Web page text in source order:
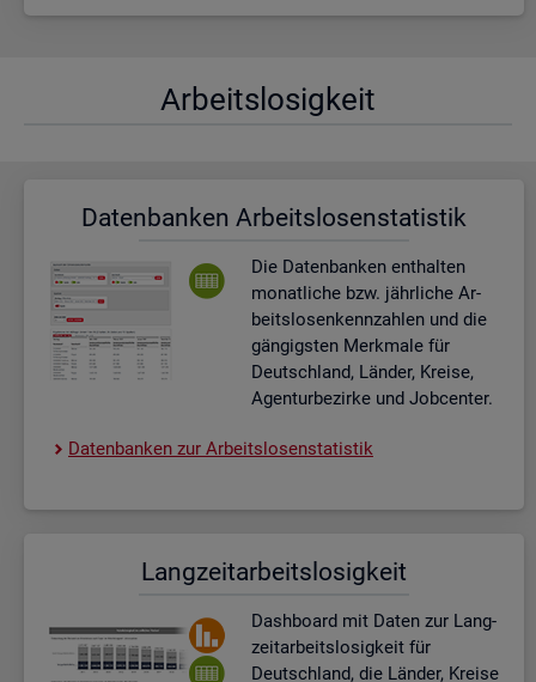
Ar­beits­lo­sig­keit
Da­ten­ban­ken Ar­beits­lo­sen­sta­tis­tik
Die Da­ten­ban­ken ent­hal­ten
mo­nat­li­che bzw. jähr­li­che Ar­
beits­lo­sen­kenn­zah­len und die
gän­gigs­ten Merk­ma­le für
Deutsch­land, Län­der, Krei­se,
Agen­tur­be­zir­ke und Job­cen­ter.
Da­ten­ban­ken zur Ar­beits­lo­sen­sta­tis­tik
Lang­zeit­ar­beits­lo­sig­keit
Dash­board mit Daten zur Lang­
zeit­ar­beits­lo­sig­keit für
Deutsch­land, die Län­der, Krei­se